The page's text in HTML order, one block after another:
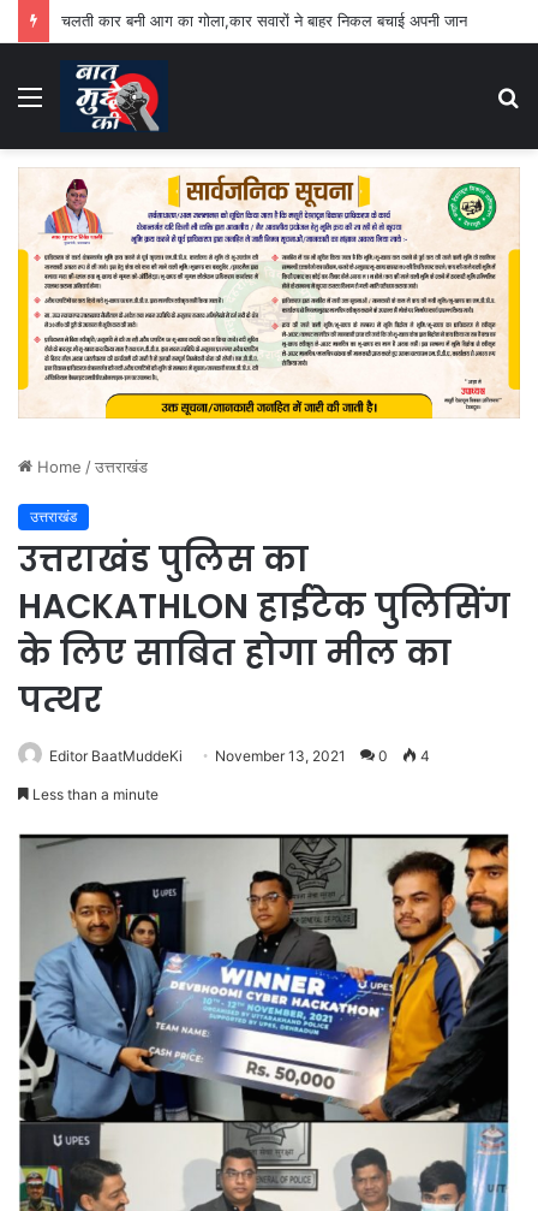
चलती कार बनी आग का गोला,कार सवारों ने बाहर निकल बचाई अपनी जान
Menu
Home /उत्तराखंड
उत्तराखंड
उत्तराखंड पुलिस का
HACKATHLON हाईटेक पुलिसिंग
के लिए साबित होगा मील का
पत्थर
Editor BaatMuddeKi November 13, 2021 0 4
Less than a minute